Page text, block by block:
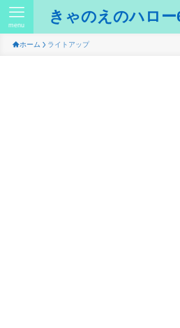
きゃのえのハロー
menu
ホーム ライトアップ